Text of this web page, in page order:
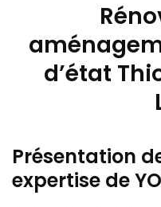
d’état
Présentation
expertise de